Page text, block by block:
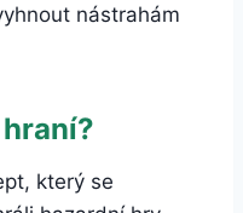
nástrahám
který se